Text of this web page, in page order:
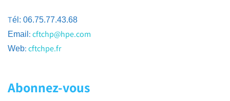
Tél: 06.75.77.43.68
Email :cftchp@hpe.com
Web:cftchpe.fr
Abonnez-vous